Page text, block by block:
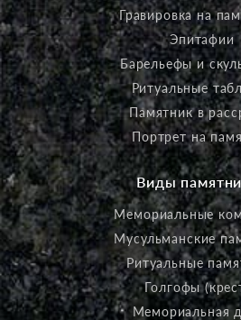
Гравировка на
Эпитафии
Барельефы и
Ритуальные
Памятник в
Портрет на
Виды
Мемориальные
Мусульманские
Ритуальные
Голгофы
Мемориальная